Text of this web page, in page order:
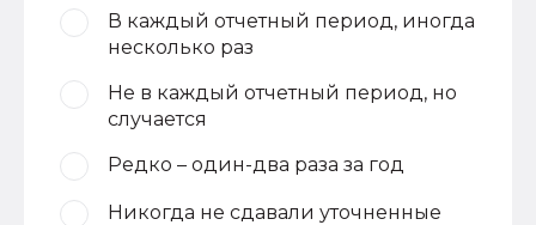
В каждый отчетный период, иногда
несколько раз
Не в каждый отчетный период, но
случается
Редко – один-два раза за год
Никогда не сдавали уточненные